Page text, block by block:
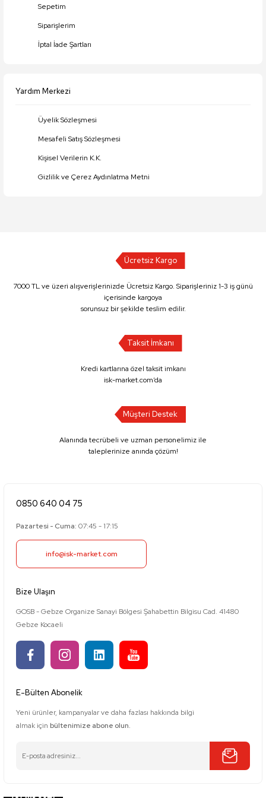
Sepetim
Siparişlerim
İptal İade Şartları
Yardım Merkezi
Üyelik Sözleşmesi
Mesafeli Satış Sözleşmesi
Kişisel Verilerin K.K.
Gizlilik ve Çerez Aydınlatma Metni
Ücretsiz Kargo
7000 TL ve üzeri alışverişlerinizde Ücretsiz Kargo. Siparişleriniz 1-3 iş günü
içerisinde kargoya
sorunsuz bir şekilde teslim edilir.
Taksit İmkanı
Kredi kartlarına özel taksit imkanı
isk-market.com’da
Müşteri Destek
Alanında tecrübeli ve uzman personelimiz ile
taleplerinize anında çözüm!
0850 640 04 75
Pazartesi - Cuma: 07:45 - 17:15
info@isk-market.com
Bize Ulaşın
GOSB - Gebze Organize Sanayi Bölgesi Şahabettin Bilgisu Cad. 41480
Gebze Kocaeli
E-Bülten Abonelik
Yeni ürünler, kampanyalar ve daha fazlası hakkında bilgi
almak için bültenimize abone olun.